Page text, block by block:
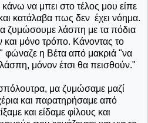
να μπει στο τέλος μου είπε
κατάλαβα πως δεν έχει νόημα.
ζυμώσουμε λάσπη με τα πόδια
και μόνο τρόπο. Κάνοντας το
η Βέτα από μακριά "να
μόνον έτσι θα πεισθούν."
μα ζυμώσαμε μαζί
και παρατηρήσαμε από
και είδαμε φίλους και